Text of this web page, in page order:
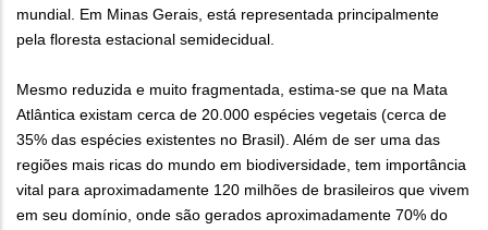
mundial. Em Minas Gerais, está representada principalmente
pela floresta estacional semidecidual.
Mesmo reduzida e muito fragmentada, estima-se que na Mata
Atlântica existam cerca de 20.000 espécies vegetais (cerca de
35% das espécies existentes no Brasil). Além de ser uma das
regiões mais ricas do mundo em biodiversidade, tem importância
vital para aproximadamente 120 milhões de brasileiros que vivem
em seu domínio, onde são gerados aproximadamente 70% do